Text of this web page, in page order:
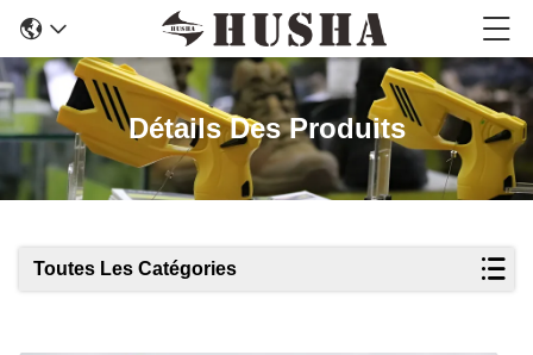
Détails Des Produits
Toutes Les Catégories